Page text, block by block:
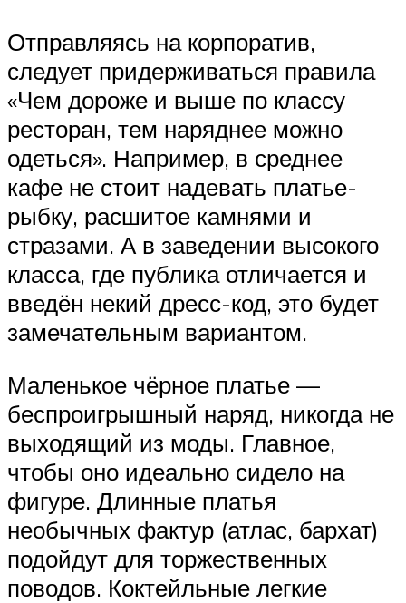
Отправляясь на корпоратив,
следует придерживаться правила
«Чем дороже и выше по классу
ресторан, тем наряднее можно
одеться». Например, в среднее
кафе не стоит надевать платье-
рыбку, расшитое камнями и
стразами. А в заведении высокого
класса, где публика отличается и
введён некий дресс-код, это будет
замечательным вариантом.
Маленькое чёрное платье —
беспроигрышный наряд, никогда не
выходящий из моды. Главное,
чтобы оно идеально сидело на
фигуре. Длинные платья
необычных фактур (атлас, бархат)
подойдут для торжественных
поводов. Коктейльные легкие